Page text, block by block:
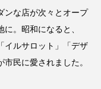
ンな店が次々とオープ
。昭和になると、
イルサロット」「デザ
民に愛されました。